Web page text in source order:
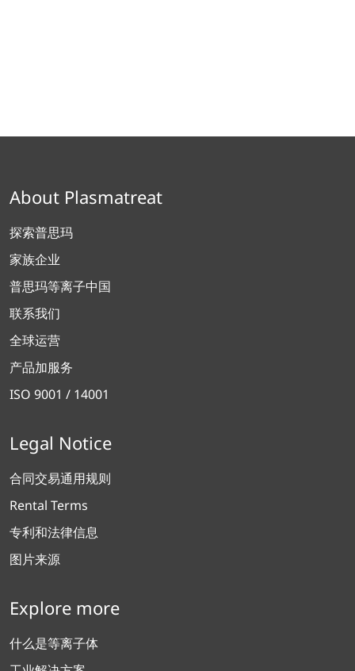
About Plasmatreat
探索普思玛
家族企业
普思玛等离子中国
联系我们
全球运营
产品加服务
ISO 9001 / 14001
Legal Notice
合同交易通用规则
Rental Terms
专利和法律信息
图片来源
Explore more
什么是等离子体